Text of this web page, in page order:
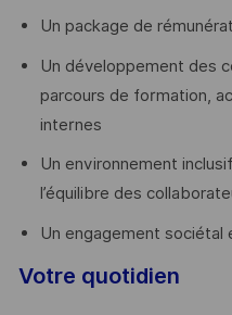
Un package de
Un développement des
parcours de formation,
internes
Un environnement
l’équilibre des
Un engagement sociétal
Votre quotidien